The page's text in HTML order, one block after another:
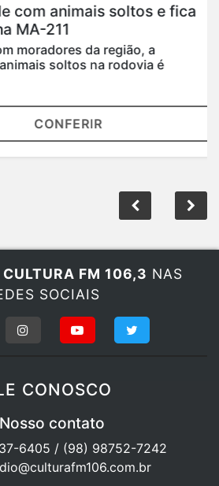
animais soltos e fica
211
da região, a
soltos na rodovia é
CONFERIR
CULTURA FM 106,3 NAS
SOCIAIS
CONOSCO
contato
6405 / (98) 98752-7242